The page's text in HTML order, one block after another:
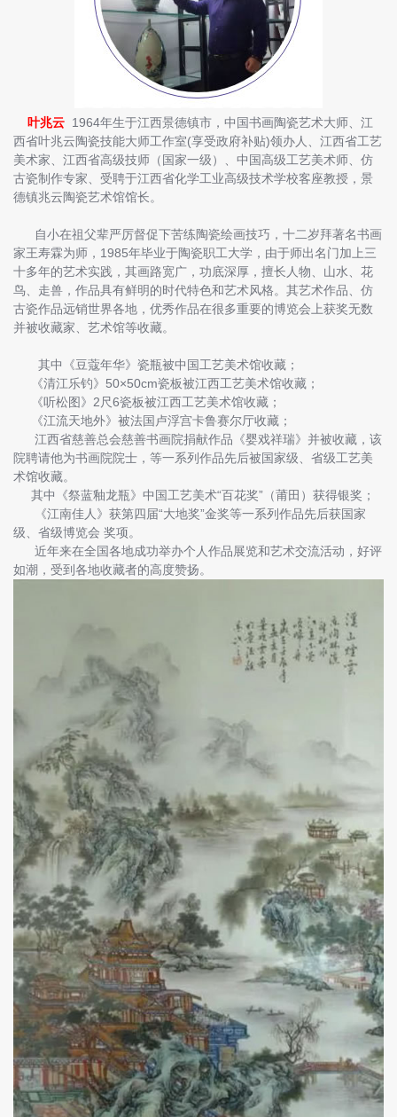
叶兆云 1964年生于江西景德镇市，中国书画陶瓷艺术大师、江
西省叶兆云陶瓷技能大师工作室(享受政府补贴)领办人、江西省工艺
美术家、江西省高级技师（国家一级）、中国高级工艺美术师、仿
古瓷制作专家、受聘于江西省化学工业高级技术学校客座教授，景
德镇兆云陶瓷艺术馆馆长。
自小在祖父辈严厉督促下苦练陶瓷绘画技巧，十二岁拜著名书画
家王寿霖为师，1985年毕业于陶瓷职工大学，由于师出名门加上三
十多年的艺术实践，其画路宽广，功底深厚，擅长人物、山水、花
鸟、走兽，作品具有鲜明的时代特色和艺术风格。其艺术作品、仿
古瓷作品远销世界各地，优秀作品在很多重要的博览会上获奖无数
并被收藏家、艺术馆等收藏。
其中《豆蔻年华》瓷瓶被中国工艺美术馆收藏；
《清江乐钓》50×50cm瓷板被江西工艺美术馆收藏；
《听松图》2尺6瓷板被江西工艺美术馆收藏；
《江流天地外》被法国卢浮宫卡鲁赛尔厅收藏；
江西省慈善总会慈善书画院捐献作品《婴戏祥瑞》并被收藏，该
院聘请他为书画院院士，等一系列作品先后被国家级、省级工艺美
术馆收藏。
其中《祭蓝釉龙瓶》中国工艺美术“百花奖”（莆田）获得银奖；
《江南佳人》获第四届“大地奖”金奖等一系列作品先后获国家
级、省级博览会 奖项。
近年来在全国各地成功举办个人作品展览和艺术交流活动，好评
如潮，受到各地收藏者的高度赞扬。